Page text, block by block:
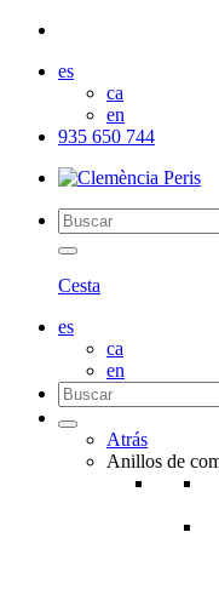
es
ca
en
935 650 744
Cesta
es
ca
en
Atrás
Anillos de